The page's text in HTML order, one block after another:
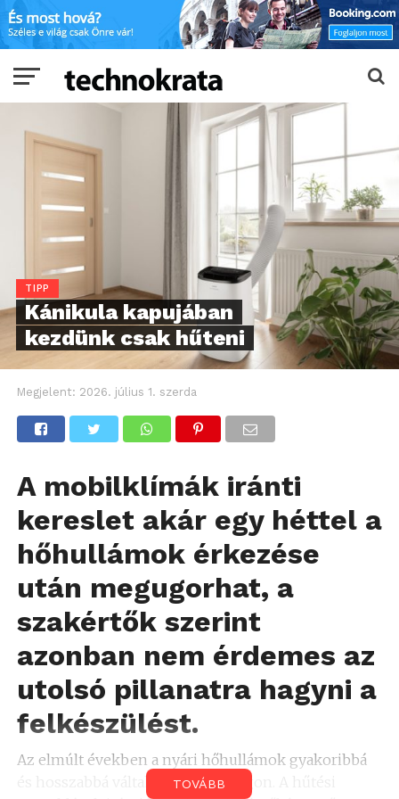
TIPP
Kánikula kapujában
kezdünk csak hűteni
Megjelent: 2026. július 1. szerda
A mobilklímák iránti
kereslet akár egy héttel a
hőhullámok érkezése
után megugorhat, a
szakértők szerint
azonban nem érdemes az
utolsó pillanatra hagyni a
felkészülést.
Az elmúlt években a nyári hőhullámok gyakoribbá
és hosszabbá váltak Magyarországon. A hűtési
TOVÁBB